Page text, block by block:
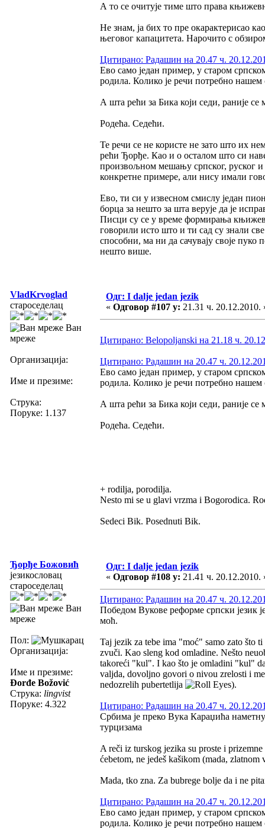
А то се очитује тиме што права
Не знам, ја бих то пре окарактерисао
његовог капацитета. Нарочито с
Цитирано: Радашин на 20.47 ч.
Ево само један пример, у старом
родила. Колико је речи потребно нашем
А шта рећи за Бика који седи, раније се
Родећа. Седећи.
Те речи се не користе не зато што их
рећи Ђорђе. Као и о осталом што си
произвољном мешању српског, руског
конкретне примере, али нису имали
Ево, ти си у извесном смислу један
борца за нешто за шта верује да је
Писци су се у време формирања
говорили исто што и ти сад су знали
способни, ма ни да сачувају своје пуко
нешто више.
VladKrvoglad
староседелац
Ван
мреже
Организација:
Име и презиме:
Струка:
Поруке: 1.137
Одг: I dalje jedan jezik
« Одговор #107 у: 21.31 ч. 20.12.2010.
Цитирано: Belopoljanski на 21.18 ч.
Цитирано: Радашин на 20.47 ч.
Ево само један пример, у старом
родила. Колико је речи потребно нашем
А шта рећи за Бика који седи, раније се
Родећа. Седећи.
+ rodilja, porodilja.
Nesto mi se u glavi vrzma i Bogorodica.
Sedeci Bik. Posednuti Bik.
Ђорђе Божовић
језикословац
староседелац
Ван
мреже
Пол:
Организација:
Име и презиме:
Đorđe Božović
Струка: lingvist
Поруке: 4.322
Одг: I dalje jedan jezik
« Одговор #108 у: 21.41 ч. 20.12.2010.
Цитирано: Радашин на 20.47 ч.
Победом Вукове реформе српски језик
моћ.
Taj jezik za tebe ima "moć" samo zato što
zvuči. Kao sleng kod omladine. Nešto
takoreći "kul". I kao što je omladini "kul"
valjda, dovoljno govori o nivou zrelosti i
nedozrelih pubertetlija
).
Цитирано: Радашин на 20.47 ч.
Србима је преко Вука Караџића
турцизама
A reči iz turskog jezika su proste i
ćebetom, ne jedeš kašikom (mada,
Mada, tko zna. Za bubrege bolje da i ne
Цитирано: Радашин на 20.47 ч.
Ево само један пример, у старом
родила. Колико је речи потребно нашем